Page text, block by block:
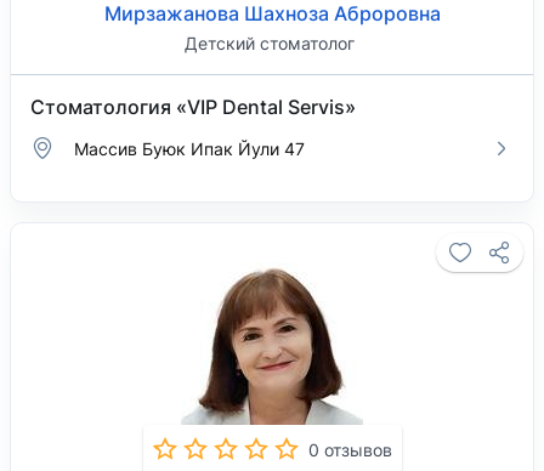
Мирзажанова Шахноза Аброровна
Детский стоматолог
Стоматология «VIP Dental Servis»
Массив Буюк Ипак Йули 47
0 отзывов